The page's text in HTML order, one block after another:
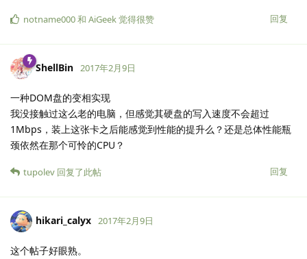
回复
notname000和 AiGeek觉得很赞
ShellBin 2017年2月9日
一种DOM盘的变相实现
我没接触过这么老的电脑，但感觉其硬盘的写入速度不会超过
1Mbps，装上这张卡之后能感觉到性能的提升么？还是总体性能瓶
颈依然在那个可怜的CPU？
回复
tupolev 回复了此帖
hikari_calyx 2017年2月9日
这个帖子好眼熟。